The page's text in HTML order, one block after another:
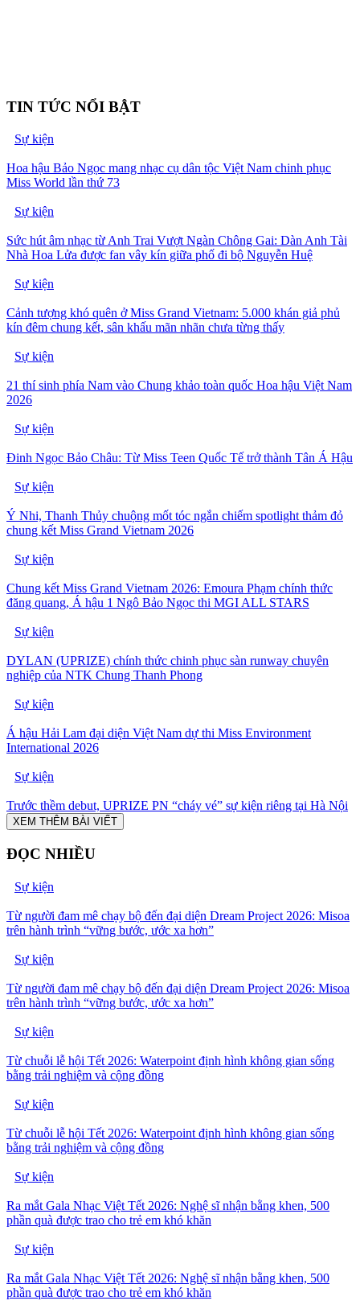
TIN TỨC NỔI BẬT
Sự kiện
Hoa hậu Bảo Ngọc mang nhạc cụ dân tộc Việt Nam chinh phục
Miss World lần thứ 73
Sự kiện
Sức hút âm nhạc từ Anh Trai Vượt Ngàn Chông Gai: Dàn Anh Tài
Nhà Hoa Lửa được fan vây kín giữa phố đi bộ Nguyễn Huệ
Sự kiện
Cảnh tượng khó quên ở Miss Grand Vietnam: 5.000 khán giả phủ
kín đêm chung kết, sân khấu mãn nhãn chưa từng thấy
Sự kiện
21 thí sinh phía Nam vào Chung khảo toàn quốc Hoa hậu Việt Nam
2026
Sự kiện
Đinh Ngọc Bảo Châu: Từ Miss Teen Quốc Tế trở thành Tân Á Hậu
Sự kiện
Ý Nhi, Thanh Thủy chuộng mốt tóc ngắn chiếm spotlight thảm đỏ
chung kết Miss Grand Vietnam 2026
Sự kiện
Chung kết Miss Grand Vietnam 2026: Emoura Phạm chính thức
đăng quang, Á hậu 1 Ngô Bảo Ngọc thi MGI ALL STARS
Sự kiện
DYLAN (UPRIZE) chính thức chinh phục sàn runway chuyên
nghiệp của NTK Chung Thanh Phong
Sự kiện
Á hậu Hải Lam đại diện Việt Nam dự thi Miss Environment
International 2026
Sự kiện
Trước thềm debut, UPRIZE PN “cháy vé” sự kiện riêng tại Hà Nội
XEM THÊM BÀI VIẾT
ĐỌC NHIỀU
Sự kiện
Từ người đam mê chạy bộ đến đại diện Dream Project 2026: Misoa
trên hành trình “vững bước, ước xa hơn”
Sự kiện
Từ người đam mê chạy bộ đến đại diện Dream Project 2026: Misoa
trên hành trình “vững bước, ước xa hơn”
Sự kiện
Từ chuỗi lễ hội Tết 2026: Waterpoint định hình không gian sống
bằng trải nghiệm và cộng đồng
Sự kiện
Từ chuỗi lễ hội Tết 2026: Waterpoint định hình không gian sống
bằng trải nghiệm và cộng đồng
Sự kiện
Ra mắt Gala Nhạc Việt Tết 2026: Nghệ sĩ nhận bằng khen, 500
phần quà được trao cho trẻ em khó khăn
Sự kiện
Ra mắt Gala Nhạc Việt Tết 2026: Nghệ sĩ nhận bằng khen, 500
phần quà được trao cho trẻ em khó khăn